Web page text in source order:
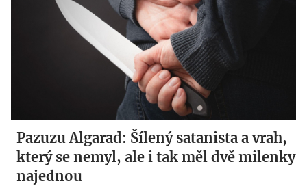
Pazuzu Algarad: Šílený satanista a vrah,
který se nemyl, ale i tak měl dvě milenky
najednou